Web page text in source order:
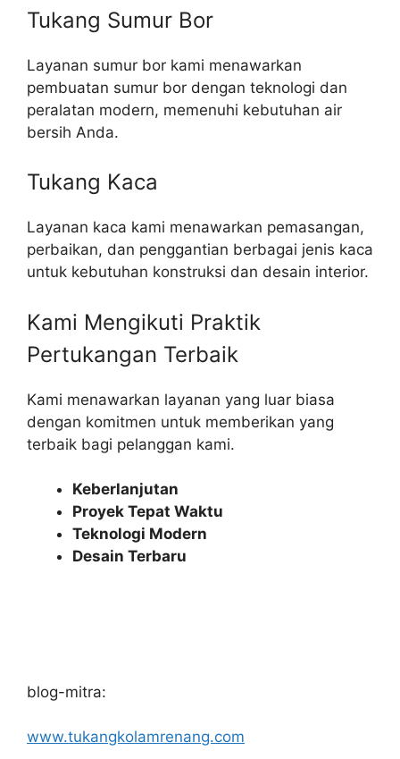
Tukang Sumur Bor
Layanan sumur bor kami menawarkan
pembuatan sumur bor dengan teknologi dan
peralatan modern, memenuhi kebutuhan air
bersih Anda.
Tukang Kaca
Layanan kaca kami menawarkan pemasangan,
perbaikan, dan penggantian berbagai jenis kaca
untuk kebutuhan konstruksi dan desain interior.
Kami Mengikuti Praktik
Pertukangan Terbaik​
Kami menawarkan layanan yang luar biasa
dengan komitmen untuk memberikan yang
terbaik bagi pelanggan kami.
Keberlanjutan
Proyek Tepat Waktu
Teknologi Modern
Desain Terbaru
blog-mitra:
www.tukangkolamrenang.com